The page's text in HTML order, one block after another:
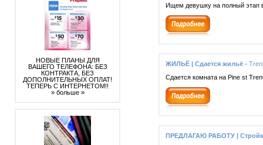
НОВЫЕ ПЛАНЫ ДЛЯ
ВАШЕГО ТЕЛЕФОНА: БЕЗ
КОНТРАКТА, БЕЗ
ДОПОЛНИТЕЛЬНЫХ ОПЛАТ!
ТЕПЕРЬ С ИНТЕРНЕТОМ!!
» больше »
Ищем девушку на полный этап
ЖИЛЬЁ | Сдается жильё -
Сдается комната на Pine st
ПРЕДЛАГАЮ РАБОТУ |